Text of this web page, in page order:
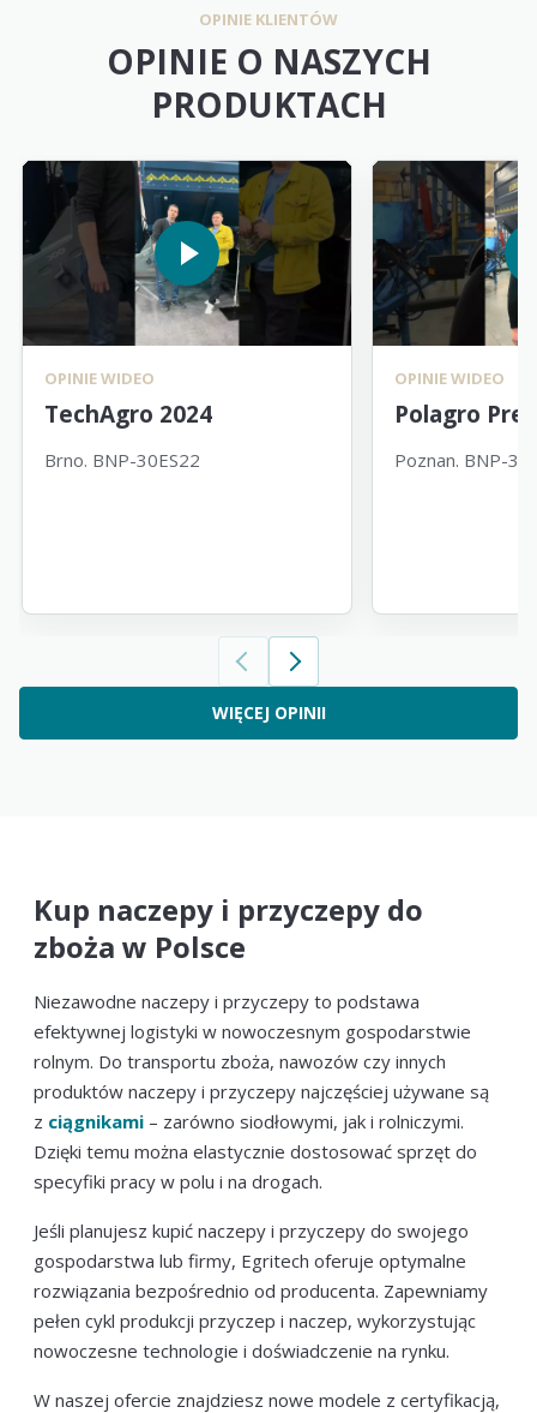
OPINIE KLIENTÓW
OPINIE O NASZYCH
PRODUKTACH
OPINIE WIDEO
TechAgro 2024
Brno. BNP-30ES22
OPINIE WIDEO
Polagro
Poznan. BNP-
WIĘCEJ OPINII
Kup naczepy i przyczepy do
zboża w Polsce
Niezawodne naczepy i przyczepy to podstawa
efektywnej logistyki w nowoczesnym gospodarstwie
rolnym. Do transportu zboża, nawozów czy innych
produktów naczepy i przyczepy najczęściej używane są
z ciągnikami – zarówno siodłowymi, jak i rolniczymi.
Dzięki temu można elastycznie dostosować sprzęt do
specyfiki pracy w polu i na drogach.
Jeśli planujesz kupić naczepy i przyczepy do swojego
gospodarstwa lub firmy, Egritech oferuje optymalne
rozwiązania bezpośrednio od producenta. Zapewniamy
pełen cykl produkcji przyczep i naczep, wykorzystując
nowoczesne technologie i doświadczenie na rynku.
W naszej ofercie znajdziesz nowe modele z certyfikacją,